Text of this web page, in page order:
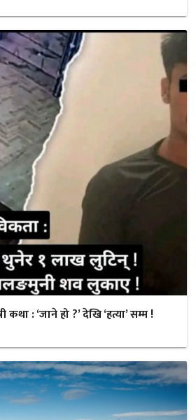
कथा : ‘जाने हो ?’ देखि ‘हत्या’ सम्म !